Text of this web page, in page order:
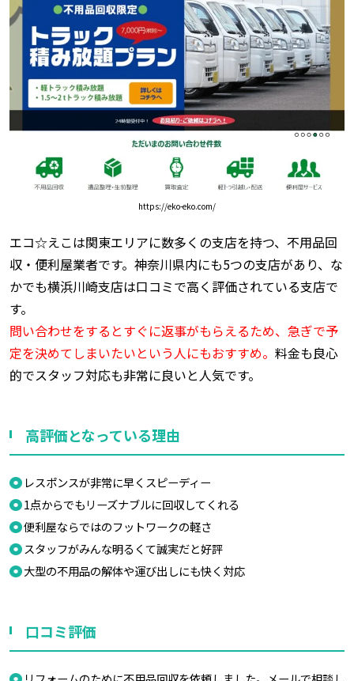
https://eko-eko.com/
エコ☆えこは関東エリアに数多くの支店を持つ、不用品回
収・便利屋業者です。神奈川県内にも5つの支店があり、な
かでも横浜川崎支店は口コミで高く評価されている支店で
す。
問い合わせをするとすぐに返事がもらえるため、急ぎで予
定を決めてしまいたいという人にもおすすめ。 料金も良心
的でスタッフ対応も非常に良いと人気です。
高評価となっている理由
レスポンスが非常に早くスピーディー
1点からでもリーズナブルに回収してくれる
便利屋ならではのフットワークの軽さ
スタッフがみんな明るくて誠実だと好評
大型の不用品の解体や運び出しにも快く対応
口コミ評価